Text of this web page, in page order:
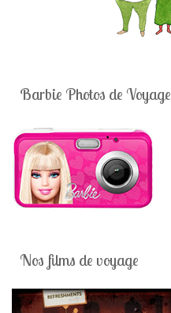
Barbie Photos de Voyage
Nos films de voyage